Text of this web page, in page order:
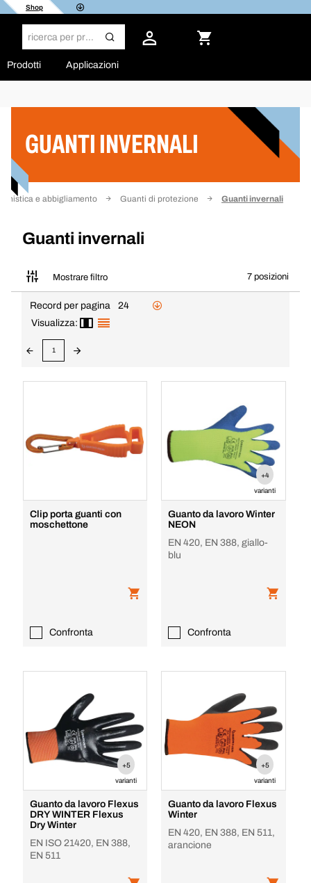
Shop
Prodotti Applicazioni
GUANTI INVERNALI
e abbigliamento Guanti di protezione Guanti invernali
Guanti invernali
Mostrare filtro 7 posizioni
Filtro
Record per pagina
24
Visualizza:
1
Clip porta guanti con
moschettone
Confronta
+4
varianti
Guanto da lavoro Winter
NEON
EN 420, EN 388, giallo-
blu
Confronta
+5
varianti
Guanto da lavoro Flexus
DRY WINTER Flexus
Dry Winter
EN ISO 21420, EN 388,
EN 511
+5
varianti
Guanto da lavoro Flexus
Winter
EN 420, EN 388, EN 511,
arancione